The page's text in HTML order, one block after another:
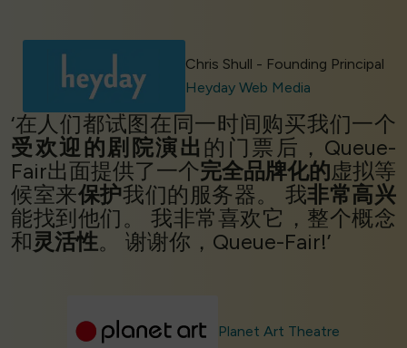
Chris Shull - Founding Principal
Heyday Web Media
‘在人们都试图在同一时间购买我们一个
受欢迎的剧院演出 的门票后，Queue-
Fair出面提供了一个完全品牌化的虚拟等
候室来保护我们的服务器。 我非常高兴
能找到他们。 我非常喜欢它，整个概念
和灵活性。 谢谢你，Queue-Fair!’
Planet Art Theatre